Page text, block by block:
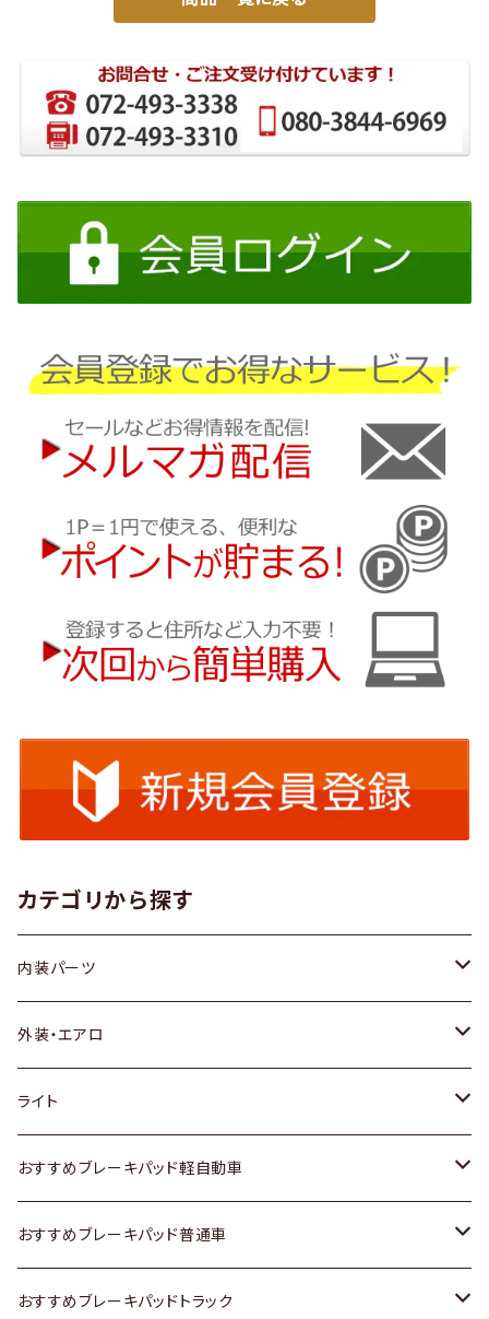
カテゴリから探す
内装パーツ
トヨタ
ホンダ
スズキ
日産
いすゞ
外装・エアロ
トヨタ
ホンダ
スズキ
日産
ライト
トヨタ
スズキ
日産
おすすめブレーキパッド軽自動車
トヨタ
ホンダ
おすすめブレーキパッド普通車
トヨタ
おすすめブレーキパッドトラック